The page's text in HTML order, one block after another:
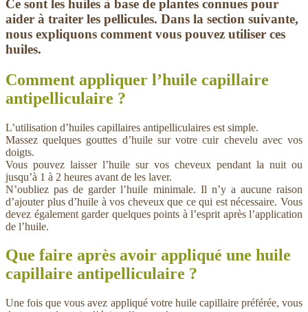
Ce sont les huiles à base de plantes connues pour
aider à traiter les pellicules. Dans la section suivante,
nous expliquons comment vous pouvez utiliser ces
huiles.
Comment appliquer l’huile capillaire
antipelliculaire ?
L’utilisation d’huiles capillaires antipelliculaires est simple.
Massez quelques gouttes d’huile sur votre cuir chevelu avec vos
doigts.
Vous pouvez laisser l’huile sur vos cheveux pendant la nuit ou
jusqu’à 1 à 2 heures avant de les laver.
N’oubliez pas de garder l’huile minimale. Il n’y a aucune raison
d’ajouter plus d’huile à vos cheveux que ce qui est nécessaire. Vous
devez également garder quelques points à l’esprit après l’application
de l’huile.
Que faire après avoir appliqué une huile
capillaire antipelliculaire ?
Une fois que vous avez appliqué votre huile capillaire préférée, vous